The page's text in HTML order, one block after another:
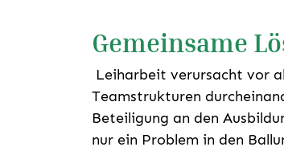
Gemeinsame
Leiharbeit verursacht vor
Teamstrukturen
Beteiligung an den
nur ein Problem in den